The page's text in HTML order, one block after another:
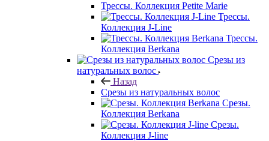
Трессы. Коллекция Petite Marie
Трессы.
Коллекция J-Line
Трессы.
Коллекция Berkana
Срезы из
натуральных волос
Назад
Срезы из натуральных волос
Срезы.
Коллекция Berkana
Срезы.
Коллекция J-line